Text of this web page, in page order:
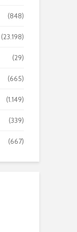
(848)
(23.198)
(29)
(665)
(1.149)
(339)
(667)